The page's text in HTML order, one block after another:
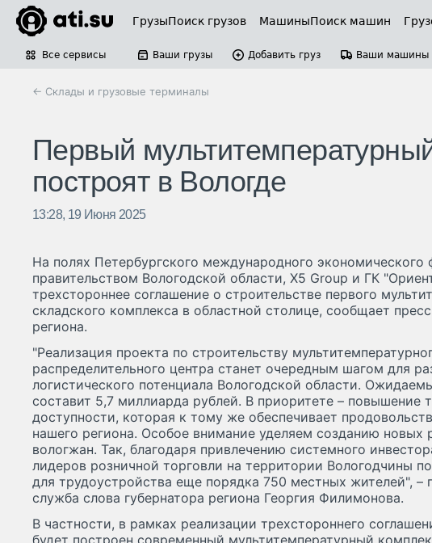
ГрузыПоиск грузов МашиныПоиск машин
Все сервисы Ваши грузы Добавить груз Ваши машины
← Склады и грузовые терминалы
Первый
построят в Вологде
13:28, 19 Июня 2025
На полях Петербургского международного
правительством Вологодской области, X5 Group и ГК
трехстороннее соглашение о строительстве первого
складского комплекса в областной столице, сообщает
региона.
"Реализация проекта по строительству
распределительного центра станет очередным шагом для
логистического потенциала Вологодской области.
составит 5,7 миллиарда рублей. В приоритете – повышение
доступности, которая к тому же обеспечивает
нашего региона. Особое внимание уделяем созданию новых
вологжан. Так, благодаря привлечению системного
лидеров розничной торговли на территории Вологодчины
для трудоустройства еще порядка 750 местных жителей", –
служба слова губернатора региона Георгия Филимонова.
В частности, в рамках реализации трехстороннего